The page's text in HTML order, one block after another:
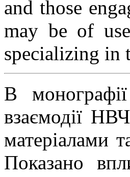
and those
may be of
specializing in
В монографії
взаємодії
матеріалами
Показано